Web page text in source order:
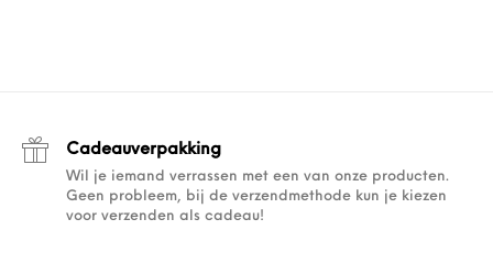
Cadeauverpakking
Wil je iemand verrassen met een van onze producten.
Geen probleem, bij de verzendmethode kun je kiezen
voor verzenden als cadeau!